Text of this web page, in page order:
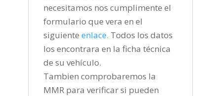
necesitamos nos cumplimente el
formulario que vera en el
siguiente enlace. Todos los datos
los encontrara en la ficha técnica
de su vehículo.
Tambien comprobaremos la
MMR para verificar si pueden